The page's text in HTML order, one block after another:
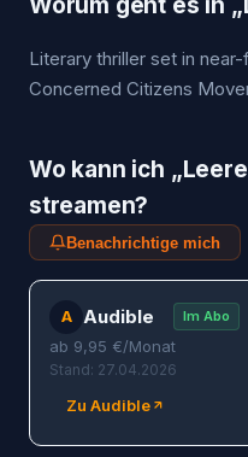
Worum geht es in „
Literary thriller set in
Concerned Citizens
Wo kann ich „
streamen?
Benachrichtige mich
A Audible Im Abo
ab 9,95 €/Monat
Stand: 27.04.2026
Zu Audible